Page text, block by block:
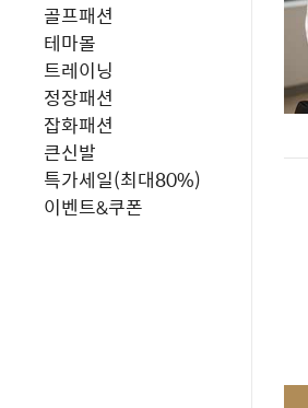
골프패션
테마몰
트레이닝
정장패션
잡화패션
큰신발
특가세일(최대80%)
이벤트&쿠폰